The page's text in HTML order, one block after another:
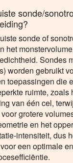
sonde/
sonde of
het
Sondes
worden gebruikt
toepassingen die
ruimte, zoals
van één cel,
grotere
en het
intensiteit, dus
een optimale